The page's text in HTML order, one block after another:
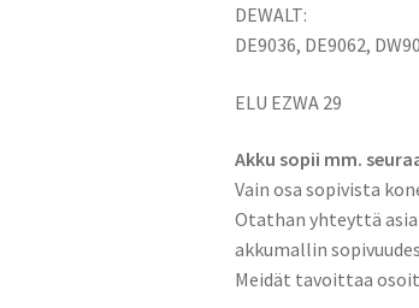
DEWALT:
DE9036, DE9062,
ELU EZWA 29
Akku sopii mm.
Vain osa sopivista
Otathan yhteyttä
akkumallin
Meidät tavoittaa